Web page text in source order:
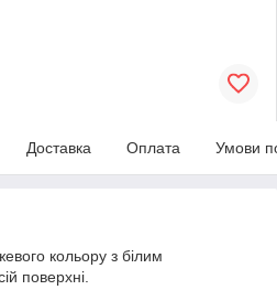
Доставка Оплата Умови
кольору з білим
поверхні.